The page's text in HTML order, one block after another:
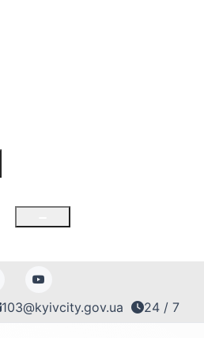
103@kyivcity.gov.ua 24 / 7